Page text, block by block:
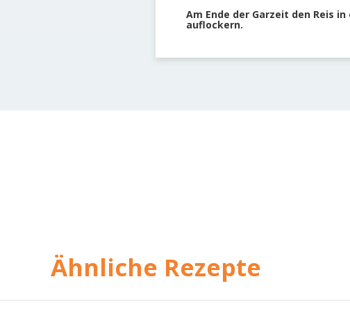
Am Ende der Garzeit den Reis
auflockern.
Ähnliche Rezepte